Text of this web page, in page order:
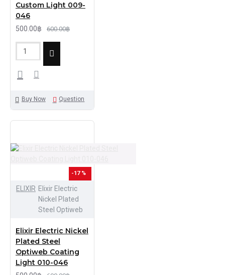
Custom Light 009-
046
500.00฿ 600.00฿
Buy Now Question
-17 %
ELIXIR Elixir Electric
Nickel Plated
Steel Optiweb
Elixir Electric Nickel
Plated Steel
Optiweb Coating
Light 010-046